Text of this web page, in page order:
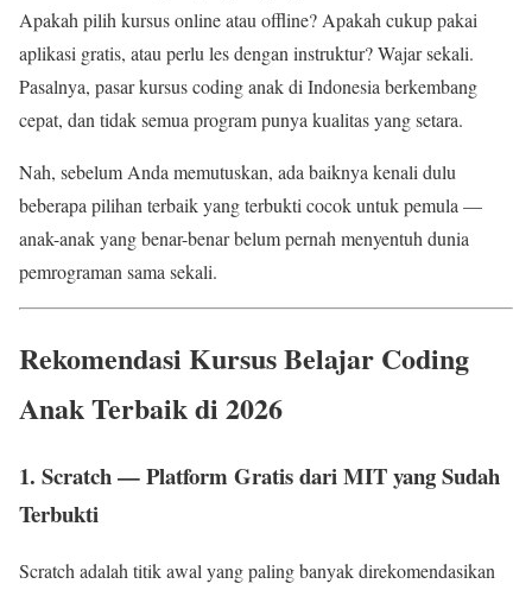
Apakah pilih kursus online atau offline? Apakah cukup pakai
aplikasi gratis, atau perlu les dengan instruktur? Wajar sekali.
Pasalnya, pasar kursus coding anak di Indonesia berkembang
cepat, dan tidak semua program punya kualitas yang setara.
Nah, sebelum Anda memutuskan, ada baiknya kenali dulu
beberapa pilihan terbaik yang terbukti cocok untuk pemula —
anak-anak yang benar-benar belum pernah menyentuh dunia
pemrograman sama sekali.
Rekomendasi Kursus Belajar Coding
Anak Terbaik di 2026
1. Scratch — Platform Gratis dari MIT yang Sudah
Terbukti
Scratch adalah titik awal yang paling banyak direkomendasikan